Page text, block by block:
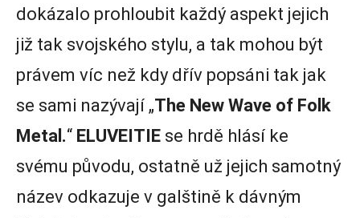
dokázalo prohloubit každý aspekt jejich
již tak svojského stylu, a tak mohou být
právem víc než kdy dřív popsáni tak jak
se sami nazývají „The New Wave of Folk
Metal.“ ELUVEITIE se hrdě hlásí ke
svému původu, ostatně už jejich samotný
název odkazuje v galštině k dávným